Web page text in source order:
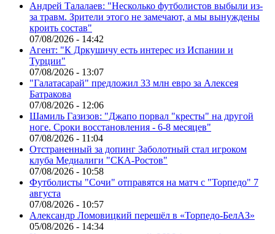
Андрей Талалаев: "Несколько футболистов выбыли из-
за травм. Зрители этого не замечают, а мы вынуждены
кроить состав"
07/08/2026 - 14:42
Агент: "К Дркушичу есть интерес из Испании и
Турции"
07/08/2026 - 13:07
"Галатасарай" предложил 33 млн евро за Алексея
Батракова
07/08/2026 - 12:06
Шамиль Газизов: "Джапо порвал "кресты" на другой
ноге. Сроки восстановления - 6-8 месяцев"
07/08/2026 - 11:04
Отстраненный за допинг Заболотный стал игроком
клуба Медиалиги "СКА-Ростов"
07/08/2026 - 10:58
Футболисты "Сочи" отправятся на матч с "Торпедо" 7
августа
07/08/2026 - 10:57
Александр Ломовицкий перешёл в «Торпедо-БелАЗ»
05/08/2026 - 14:34